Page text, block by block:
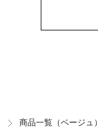
商品一覧（ベージュ）